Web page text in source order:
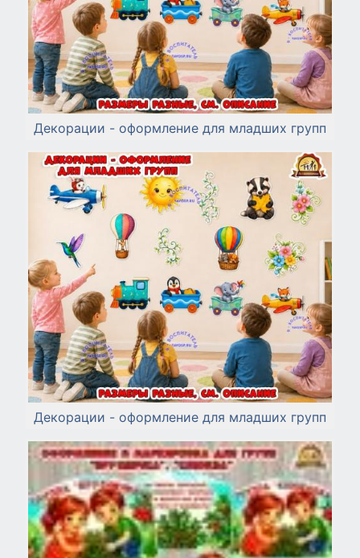
Декорации - оформление для младших групп
Декорации - оформление для младших групп